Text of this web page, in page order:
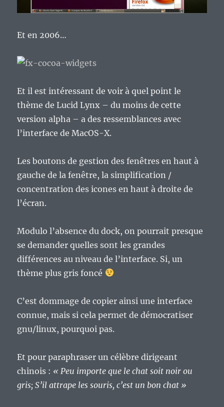
Et en 2006…
Et il est intéressant de voir à quel point le
thème de Lucid Lynx – du moins de cette
version alpha – a des ressemblances avec
l’interface de MacOS-X.
Les boutons de gestion des fenêtres en haut à
gauche de la fenêtre, la simplification /
concentration des icones en haut à droite de
l’écran.
Modulo l’absence du dock, on pourrait presque
se demander quelles sont les grandes
différences au niveau de l’interface. Si, un
thème plus gris foncé
C’est dommage de copier ainsi une interface
connue, mais si cela permet de démocratiser
gnu/linux, pourquoi pas.
Et pour paraphraser un célèbre dirigeant
chinois : « Peu importe que le chat soit noir ou
gris; S’il attrape les souris, c’est un bon chat »